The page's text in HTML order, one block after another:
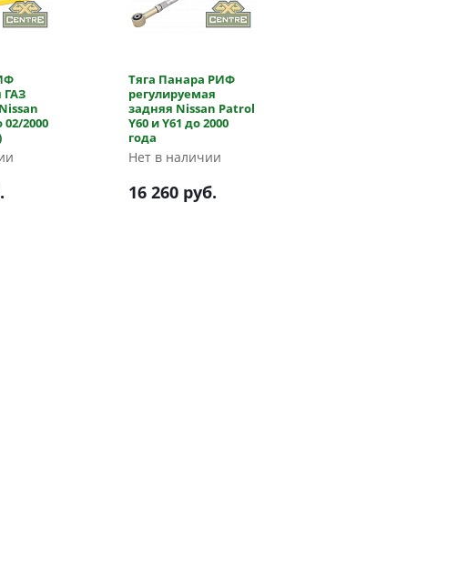
ГАЗ
02/2000
Тяга Панара РИФ
регулируемая
задняя Nissan Patrol
Y60 и Y61 до 2000
года
Нет в наличии
16 260 руб.